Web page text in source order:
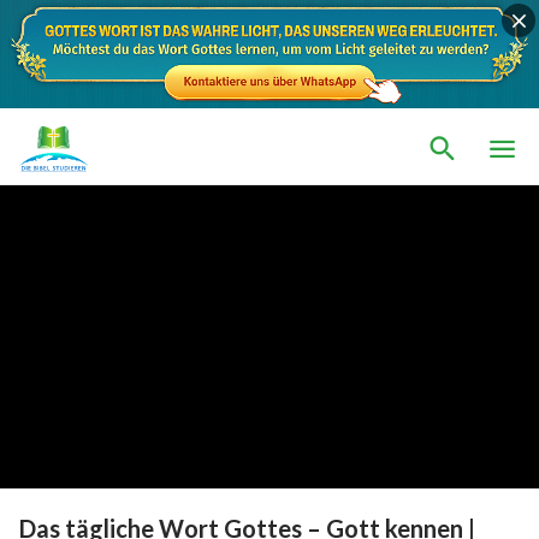
Das tägliche Wort Gottes – Gott kennen |